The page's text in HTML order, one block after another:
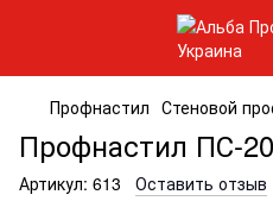
Профнастил Стеновой
Профнастил ПС-
Артикул: 613 Оставить отзыв